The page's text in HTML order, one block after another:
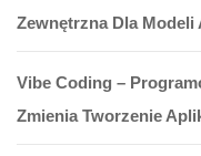
Zewnętrzna Dla Modeli
Vibe Coding –
Zmienia Tworzenie